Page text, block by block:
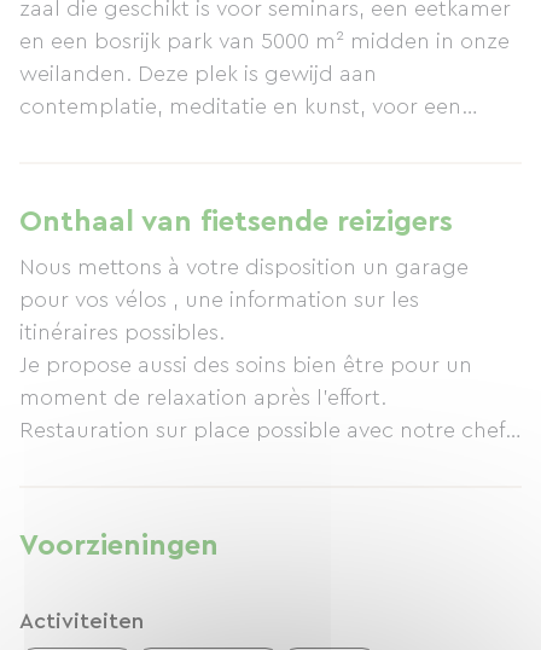
zaal die geschikt is voor seminars, een eetkamer
en een bosrijk park van 5000 m² midden in onze
weilanden. Deze plek is gewijd aan
contemplatie, meditatie en kunst, voor een
verfijnde en heerlijke gerechten (van gezonde
maaltijden met oosterse invloeden tot meer
traditionele gerechten met een moderne twist).
Ema, met haar unieke achtergrond (auteur,
actrice, boerin, coach voor hoogbegaafden en
Reiki-beoefenaar), kan u energieheling, geleide
meditatie en coaching aanbieden. Een bijzonder
verblijf om even te ontsnappen aan de dagelijkse
Onthaal van fietsende reizigers
Nous mettons à votre disposition un garage
pour vos vélos , une information sur les
itinéraires possibles.
Je propose aussi des soins bien être pour un
moment de relaxation après l'effort.
Restauration sur place possible avec notre chef
Voorzieningen
Activiteiten